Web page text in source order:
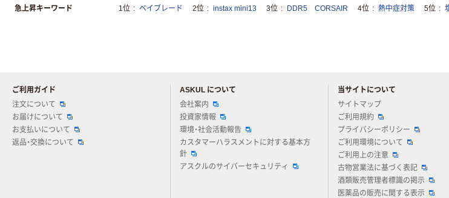
急上昇キーワード 1位 ベイブレード 2位 instax mini13 3位 DDR5 CORSAIR 4位 熱中症対策 5位
ご利用ガイド
注文について
お届けについて
お支払いについて
返品・交換について
ASKUL について
会社案内
投資家情報
環境・社会活動報告
カスタマーハラスメントに対する基本方
針
アスクルのサイバーセキュリティ
当サイトについて
サイトマップ
ご利用規約
プライバシーポリシー
ご利用環境について
ご利用上の注意
古物営業法に基づく表記
酒類販売管理者標識の掲示
医薬品の販売に関する表示